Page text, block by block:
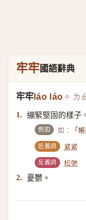
牢牢國語辭典
牢牢 láo láo ㄌ
1. 繃緊堅固的樣子
例如 如： 「
近義詞 紧紧
反義詞 松弛
2. 憂鬱。